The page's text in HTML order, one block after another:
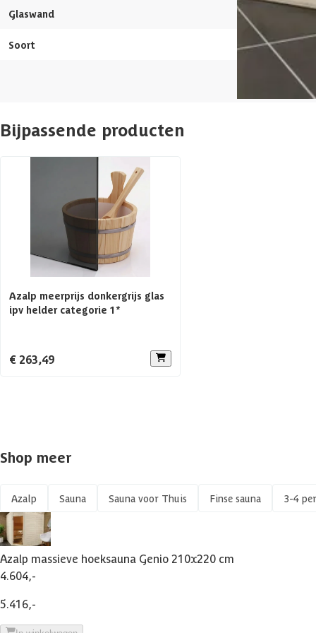
Inhoud
Aantal ruimtes
Afwerking binnenzijde
Aantal banken
Glaswand
Afmetingen (bxl)
Glaswand
Soort Massief (fins)
Bijpassende producten
Azalp meerprijs donkergrijs glas
ipv helder categorie 1*
€ 263,49
Shop meer
Azalp Sauna Sauna voor Thuis Finse sauna 3-4
Azalp massieve hoeksauna Genio 210x220 cm
4.604,-
5.416,-